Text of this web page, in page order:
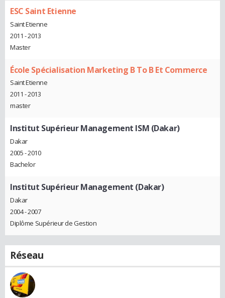
ESC Saint Etienne
Saint Etienne
2011 - 2013
Master
École Spécialisation Marketing B To B Et Commerce
Saint Etienne
2011 - 2013
master
Institut Supérieur Management ISM (Dakar)
Dakar
2005 - 2010
Bachelor
Institut Supérieur Management (Dakar)
Dakar
2004 - 2007
Diplôme Supérieur de Gestion
Réseau